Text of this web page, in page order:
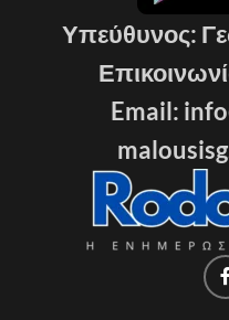
Υπεύθυνος:
Email: